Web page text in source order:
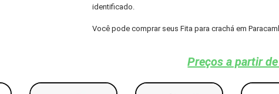
identificado.
Você pode comprar seus Fita para crachá em
Preços a partir